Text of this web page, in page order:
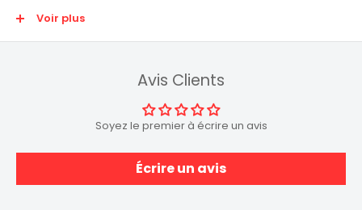
CARACTÉRISTIQUES :
3-pin vers 2x 3-pin
Plastique, câble gainé
Voir plus
Avis Clients
Soyez le premier à écrire un avis
Écrire un avis